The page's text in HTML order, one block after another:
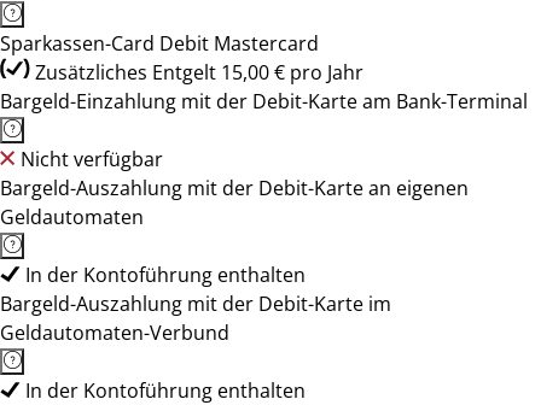
Sparkassen-Card Debit Mastercard
Zusätzliches Entgelt 15,00 € pro Jahr
Bargeld-Einzahlung mit der Debit-Karte am Bank-Terminal
Nicht verfügbar
Bargeld-Auszahlung mit der Debit-Karte an eigenen
Geldautomaten
In der Kontoführung enthalten
Bargeld-Auszahlung mit der Debit-Karte im
Geldautomaten-Verbund
In der Kontoführung enthalten